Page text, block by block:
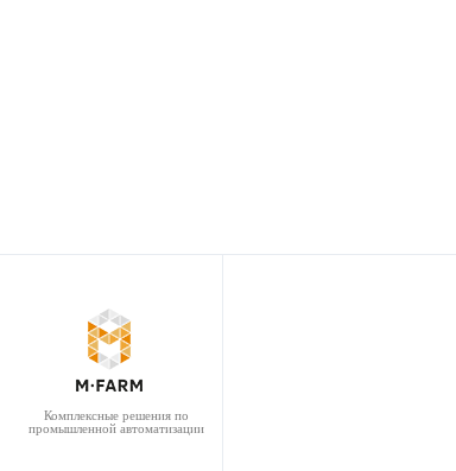
Комплексные решения по
промышленной автоматизации